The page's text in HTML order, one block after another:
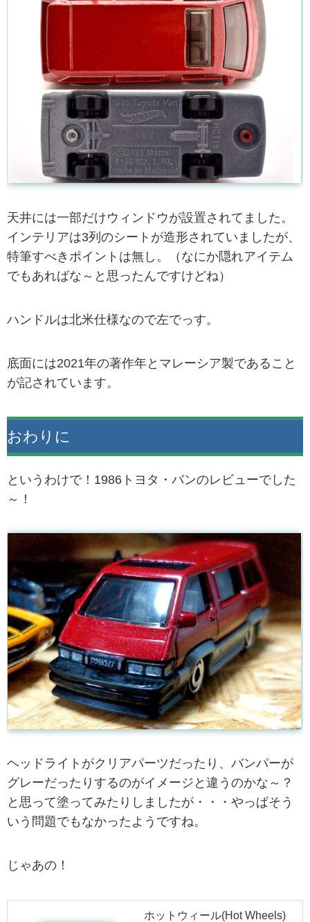
天井には一部だけウィンドウが設置されてました。
インテリアは3列のシートが造形されていましたが、
特筆すべきポイントは無し。（なにか隠れアイテム
でもあればな～と思ったんですけどね）
ハンドルは北米仕様なので左でっす。
底面には2021年の著作年とマレーシア製であること
が記されています。
おわりに
というわけで！1986トヨタ・バンのレビューでした
～！
ヘッドライトがクリアパーツだったり、バンパーが
グレーだったりするのがイメージと違うのかな～？
と思って塗ってみたりしましたが・・・やっぱそう
いう問題でもなかったようですね。
じゃあの！
ホットウィール(Hot Wheels)